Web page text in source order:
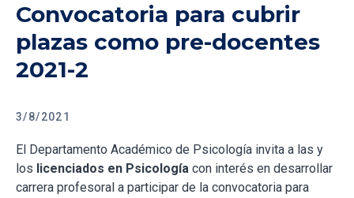
Convocatoria para cubrir
plazas como pre-docentes
2021-2
3/8/2021
El Departamento Académico de Psicología invita a las y
los licenciados en Psicología con interés en desarrollar
carrera profesoral a participar de la convocatoria para